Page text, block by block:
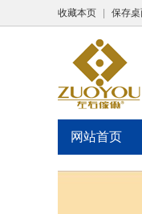
收藏本页 保存
网站首页